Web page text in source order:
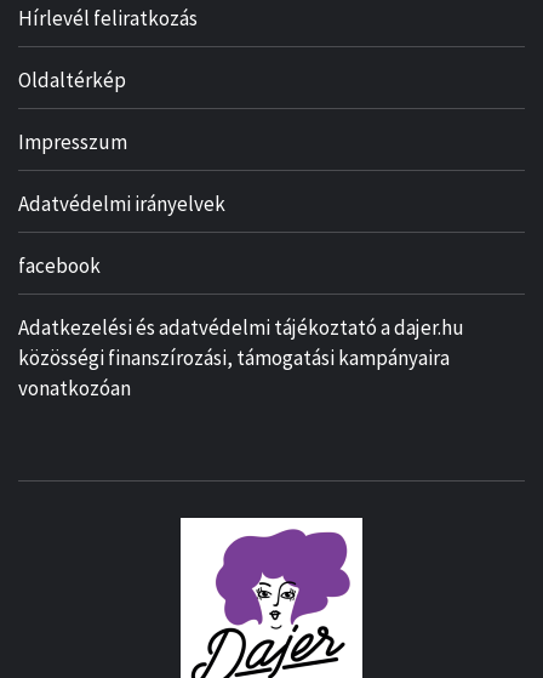
Hírlevél feliratkozás
Oldaltérkép
Impresszum
Adatvédelmi irányelvek
facebook
Adatkezelési és adatvédelmi tájékoztató a dajer.hu
közösségi finanszírozási, támogatási kampányaira
vonatkozóan